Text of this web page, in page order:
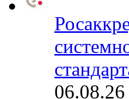
06.08.26